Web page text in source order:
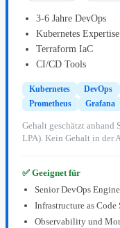
3-6 Jahre DevOps
Kubernetes Expertise
Terraform IaC
CI/CD Tools
Kubernetes DevOps
Prometheus
Grafana
Gehalt geschätzt anhand
LPA). Kein Gehalt in der
✅ Geeignet für
Senior DevOps
Infrastructure as Code
Observability und